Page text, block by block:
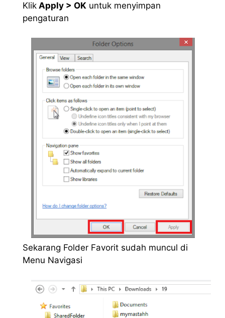
Klik Apply > OK untuk menyimpan
pengaturan
Sekarang Folder Favorit sudah muncul di
Menu Navigasi